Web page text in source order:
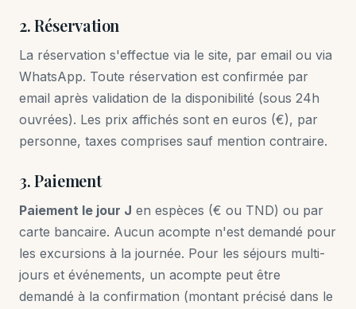
2. Réservation
La réservation s'effectue via le site, par email ou via
WhatsApp. Toute réservation est confirmée par
email après validation de la disponibilité (sous 24h
ouvrées). Les prix affichés sont en euros (€), par
personne, taxes comprises sauf mention contraire.
3. Paiement
Paiement le jour J en espèces (€ ou TND) ou par
carte bancaire. Aucun acompte n'est demandé pour
les excursions à la journée. Pour les séjours multi-
jours et événements, un acompte peut être
demandé à la confirmation (montant précisé dans le